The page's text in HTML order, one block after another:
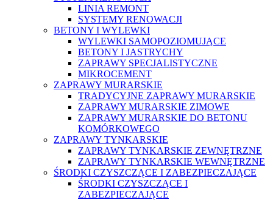
LINIA REMONT
SYSTEMY RENOWACJI
BETONY I WYLEWKI
WYLEWKI SAMOPOZIOMUJĄCE
BETONY I JASTRYCHY
ZAPRAWY SPECJALISTYCZNE
MIKROCEMENT
ZAPRAWY MURARSKIE
TRADYCYJNE ZAPRAWY MURARSKIE
ZAPRAWY MURARSKIE ZIMOWE
ZAPRAWY MURARSKIE DO BETONU
KOMÓRKOWEGO
ZAPRAWY TYNKARSKIE
ZAPRAWY TYNKARSKIE ZEWNĘTRZNE
ZAPRAWY TYNKARSKIE WEWNĘTRZNE
ŚRODKI CZYSZCZĄCE I ZABEZPIECZAJĄCE
ŚRODKI CZYSZCZĄCE I
ZABEZPIECZAJĄCE